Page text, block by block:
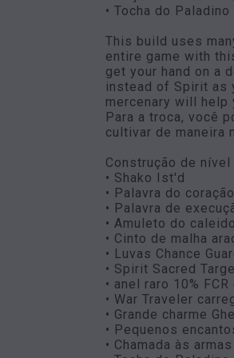
• Tocha do Paladino
This build uses
entire game with
get your hand on a
instead of Spirit as
mercenary will help
Para a troca, você
cultivar de maneira
Construção de
• Shako Ist'd
• Palavra do
• Palavra de
• Amuleto do
• Cinto de malha
• Luvas Chance
• Spirit Sacred
• anel raro 10%
• War Traveler
• Grande charme
• Pequenos
• Chamada às